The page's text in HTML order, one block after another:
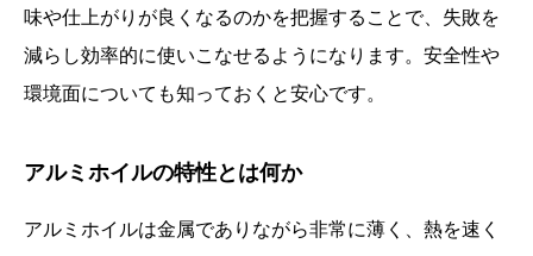
味や仕上がりが良くなるのかを把握することで、失敗を
減らし効率的に使いこなせるようになります。安全性や
環境面についても知っておくと安心です。
アルミホイルの特性とは何か
アルミホイルは金属でありながら非常に薄く、熱を速く